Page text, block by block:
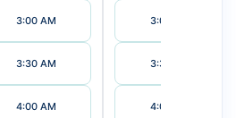
3:00 AM
3:30 AM
4:00 AM
3:00 AM
3:30 AM
4:00 AM